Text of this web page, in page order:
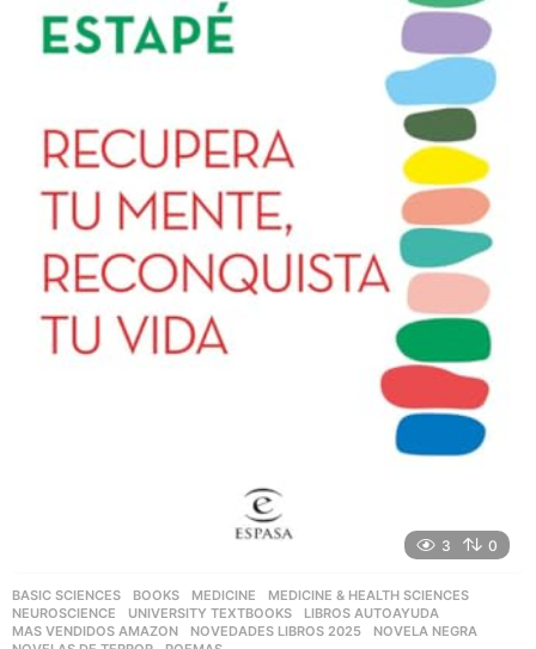
3 0
BASIC SCIENCES ,BOOKS ,MEDICINE ,MEDICINE & HEALTH SCIENCES
NEUROSCIENCE
,UNIVERSITY TEXTBOOKS LIBROS AUTOAYUDA
MAS VENDIDOS AMAZON
,NOVEDADES LIBROS 2025 ,NOVELA NEGRA